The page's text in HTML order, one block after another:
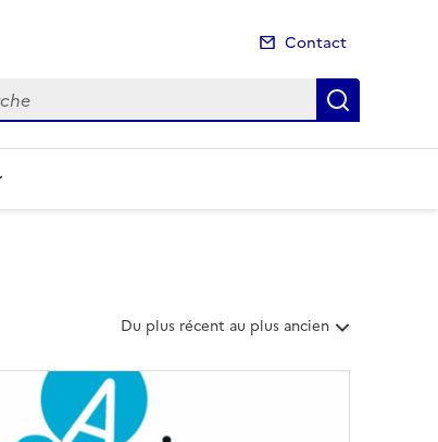
Contact
T
i
Du plus récent au plus ancien